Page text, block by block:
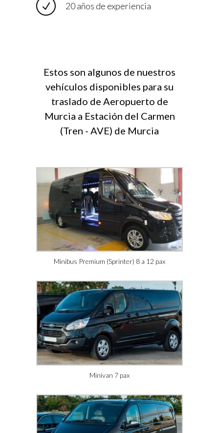
20 años de experiencia
Estos son algunos de nuestros
vehículos disponibles para su
traslado de Aeropuerto de
Murcia a Estación del Carmen
(Tren - AVE) de Murcia
Minibus Premium (Sprinter) 8 a 12 pax
Minivan 7 pax